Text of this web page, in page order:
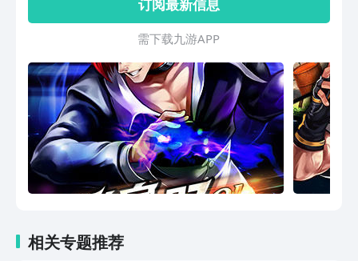
的拳皇角色，将通过逐步解锁而获得，玩
家可随着剧情的发展得到更强的人物，全
角色收集让你可以组成战力超强的豪华明
星战队！
需 下 载 九 游 A P P
相关专题推荐